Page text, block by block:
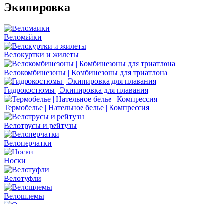
Экипировка
Веломайки
Велокуртки и жилеты
Велокомбинезоны | Комбинезоны для триатлона
Гидрокостюмы | Экипировка для плавания
Термобелье | Нательное белье | Компрессия
Велотрусы и рейтузы
Велоперчатки
Носки
Велотуфли
Велошлемы